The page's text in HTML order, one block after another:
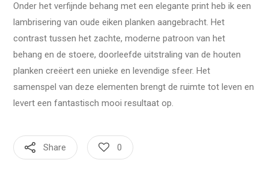
Onder het verfijnde behang met een elegante print heb ik een
lambrisering van oude eiken planken aangebracht. Het
contrast tussen het zachte, moderne patroon van het
behang en de stoere, doorleefde uitstraling van de houten
planken creëert een unieke en levendige sfeer. Het
samenspel van deze elementen brengt de ruimte tot leven en
levert een fantastisch mooi resultaat op.
Share 0